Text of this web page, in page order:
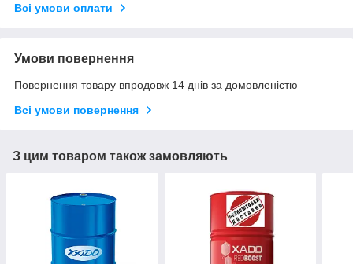
Всі умови оплати
Умови повернення
Повернення товару впродовж 14 днів за домовленістю
Всі умови повернення
З цим товаром також замовляють